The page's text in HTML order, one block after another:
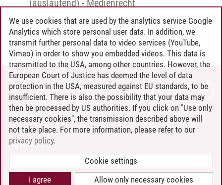
(auslaufend) - Medienrecht
Andreea Tribel 30.06.2024
CONTACT
LEUPHANA AS EMPLOYER
INTRANET
SITE NOTICE
PRIVACY POLICY
COOKIE SETTINGS
We use cookies that are used by the analytics service Google
Analytics which store personal user data. In addition, we
transmit further personal data to video services (YouTube,
Vimeo) in order to show you embedded videos. This data is
transmitted to the USA, among other countries. However, the
European Court of Justice has deemed the level of data
protection in the USA, measured against EU standards, to be
insufficient. There is also the possibility that your data may
then be processed by US authorities. If you click on "Use only
necessary cookies", the transmission described above will
not take place. For more information, please refer to our
privacy policy.
Cookie settings
Allow only necessary cookies
I agree